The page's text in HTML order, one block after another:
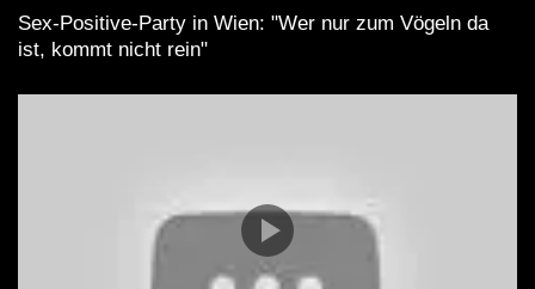
Sex-Positive-Party in Wien: "Wer nur zum Vögeln da
ist, kommt nicht rein"